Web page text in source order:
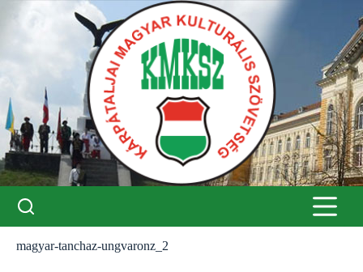
magyar-tanchaz-ungvaronz_2